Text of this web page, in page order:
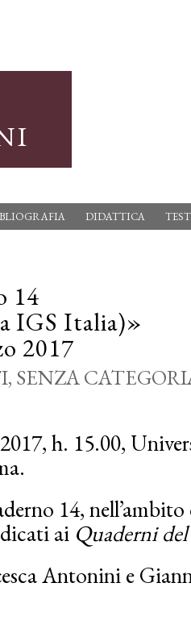
DIDATTICA
14
IGS Italia)»
2017
, SENZA
h. 15.00,
14,
ai Quaderni del
Antonini e